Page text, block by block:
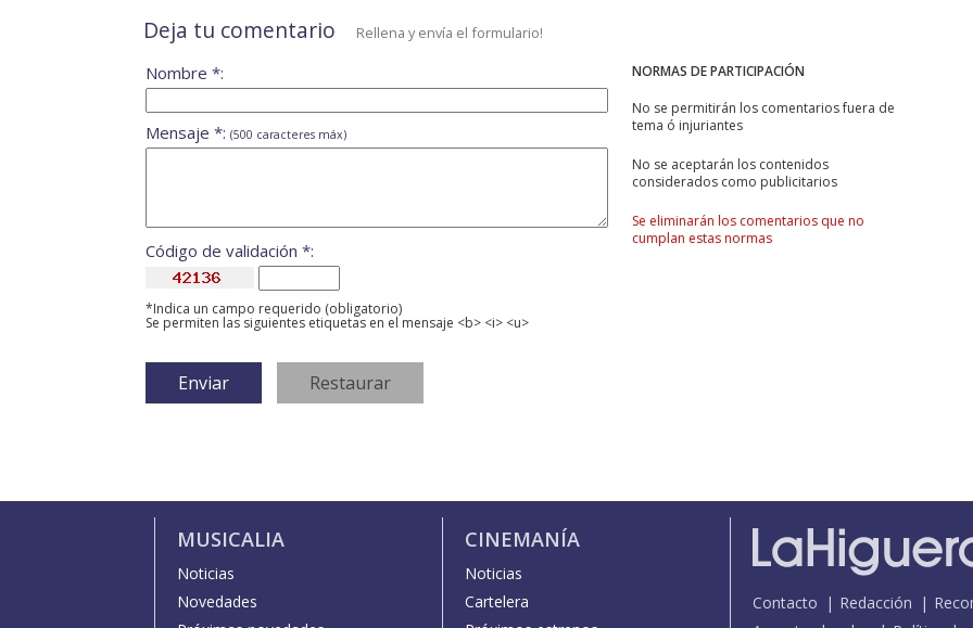
Deja tu comentario Rellena y envía el formulario!
NORMAS DE PARTICIPACIÓN
No se permitirán los comentarios fuera de
tema ó injuriantes
No se aceptarán los contenidos
considerados como publicitarios
Se eliminarán los comentarios que no
cumplan estas normas
Nombre *:
Mensaje *: (500 caracteres máx)
Código de validación *:
*Indica un campo requerido (obligatorio)
Se permiten las siguientes etiquetas en el mensaje <b> <i> <u>
MUSICALIA
Noticias
Novedades
CINEMANÍA
Noticias
Cartelera
Contacto Redacción